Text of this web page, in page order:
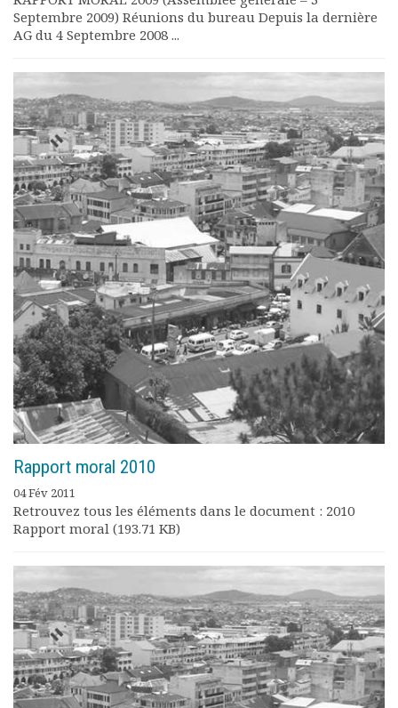
Septembre 2009) Réunions du bureau Depuis la dernière
AG du 4 Septembre 2008 ...
Rapport moral 2010
04 Fév 2011
Retrouvez tous les éléments dans le document : 2010
Rapport moral (193.71 KB)